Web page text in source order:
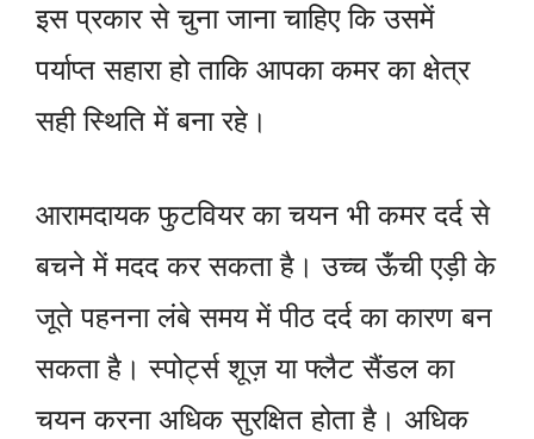
इस प्रकार से चुना जाना चाहिए कि उसमें
पर्याप्त सहारा हो ताकि आपका कमर का क्षेत्र
सही स्थिति में बना रहे।
आरामदायक फुटवियर का चयन भी कमर दर्द से
बचने में मदद कर सकता है। उच्च ऊँची एड़ी के
जूते पहनना लंबे समय में पीठ दर्द का कारण बन
सकता है। स्पोर्ट्स शूज़ या फ्लैट सैंडल का
चयन करना अधिक सुरक्षित होता है। अधिक